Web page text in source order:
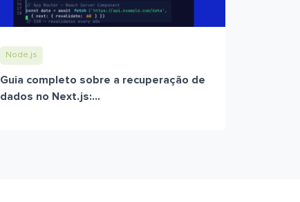
Node.js
Guia completo sobre a recuperação de
dados no Next.js:...